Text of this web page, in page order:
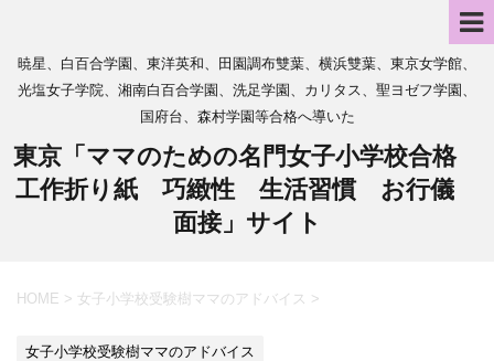
暁星、白百合学園、東洋英和、田園調布雙葉、横浜雙葉、東京女学館、
光塩女子学院、湘南白百合学園、洗足学園、カリタス、聖ヨゼフ学園、
国府台、森村学園等合格へ導いた
東京「ママのための名門女子小学校合格
工作折り紙 巧緻性 生活習慣 お行儀
面接」サイト
HOME > 女子小学校受験樹ママのアドバイス >
女子小学校受験樹ママのアドバイス